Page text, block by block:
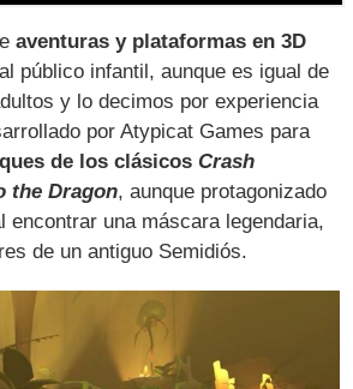
aventuras y plataformas en 3D
público infantil, aunque es igual de
y lo decimos por experiencia
por Atypicat Games para
de los clásicosCrash
the Dragon, aunque protagonizado
encontrar una máscara legendaria,
de un antiguo Semidiós.